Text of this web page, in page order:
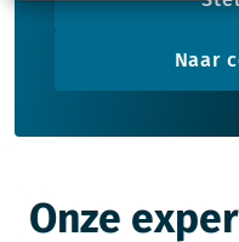
Naar
Onze